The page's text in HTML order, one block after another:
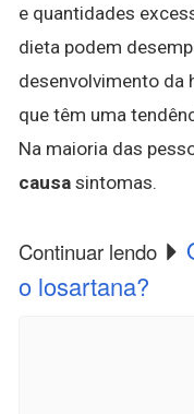
e quantidades
dieta podem
desenvolvimento da
que têm uma
Na maioria das
causa sintomas.
Continuar lendo
o losartana?